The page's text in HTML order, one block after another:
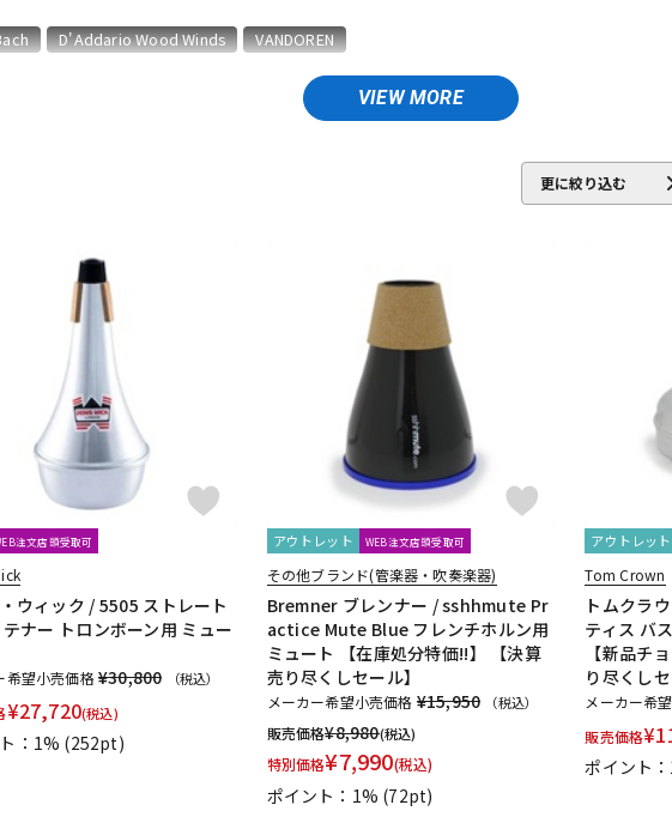
DTM オンラ
イン納品
レコーディン
グ機器
VIEW MORE
D'Addario Wood Winds VANDOREN
Anfree Antigua Antoine Courtois
BEST BRASS BG BIRD
Brio BROPRO
EDDIE DANIELS FAXX Feadog
Giardinelli Gonzalez Gottsu
JAKOB WINTER JET-TONE JM Lubricants
lefreQue Lily's tone MANHASSET MARCA Marcinkiewicz
Cafe
Lined OCHRES OKURA + MUTE Otto Link P&H
Roland Rondino ROUSSEAU Rovner
SNOOPY WITH MUSIC SOULO MUTE SST(Schucht Sax Technology)
THE WALLACE COLLECTION Theo Wanne Tom Crown
Warburton Wood Stone
更に絞り込む
注文店頭受取可
ウィック / 5505 ストレート
ナー トロンボーン用 ミュー
希望小売価格¥30,800 （税込）
¥27,720(税込)
：1% (252pt)
アウトレット WEB注文店頭受取可
その他ブランド(管楽器・吹奏楽器)
Bremner ブレンナー / sshhmute Pr
actice Mute Blue フレンチホルン用
ミュート 【在庫処分特価!!】 【決算
売り尽くしセール】
メーカー希望小売価格 ¥15,950 （税込）
販売価格¥8,980(税込)
特別価格¥7,990(税込)
ポイント：1% (72pt)
アウトレット
Tom Crown
トムクラ
ティス バ
【新品チ
り尽くしセ
メーカー希
販売価格¥
ポイント